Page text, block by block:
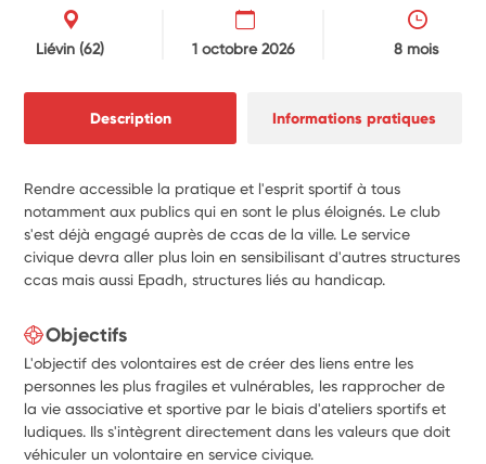
Liévin(62) 1 octobre 2026 8 mois
Description Informations pratiques
Rendre accessible la pratique et l'esprit sportif à tous
notamment aux publics qui en sont le plus éloignés. Le club
s'est déjà engagé auprès de ccas de la ville. Le service
civique devra aller plus loin en sensibilisant d'autres structures
ccas mais aussi Epadh, structures liés au handicap.
Objectifs
L'objectif des volontaires est de créer des liens entre les
personnes les plus fragiles et vulnérables, les rapprocher de
la vie associative et sportive par le biais d'ateliers sportifs et
ludiques. Ils s'intègrent directement dans les valeurs que doit
véhiculer un volontaire en service civique.